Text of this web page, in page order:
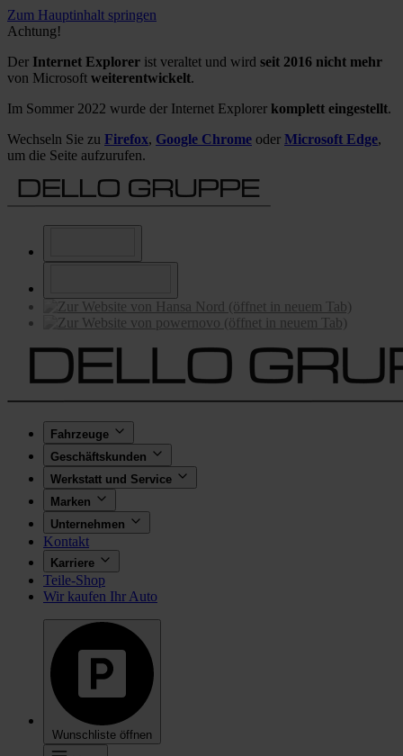
Zum Hauptinhalt springen
Achtung!
Der Internet Explorer ist veraltet und wird seit 2016 nicht mehr
von Microsoft weiterentwickelt.
Im Sommer 2022 wurde der Internet Explorer komplett eingestellt.
Wechseln Sie zu Firefox, Google Chrome oder Microsoft Edge,
um die Seite aufzurufen.
Fahrzeuge
Geschäftskunden
Werkstatt und Service
Marken
Unternehmen
Kontakt
Karriere
Teile-Shop
Wir kaufen Ihr Auto
Wunschliste öffnen